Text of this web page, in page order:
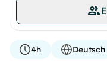
4h Deutsch